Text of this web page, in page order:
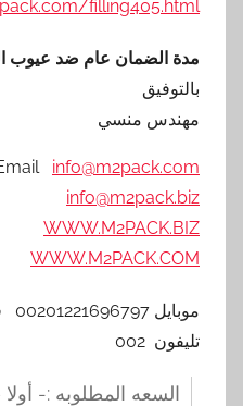
filling405.html
مدة الضمان عام ضد عيوب
بالتوفيق
مهندس منسي
info@m2pack.com
info@m2pack.biz
WWW.M2PACK.BIZ
WWW.M2PACK.COM
تليفون 002
السعه المطلوبه :- أولا